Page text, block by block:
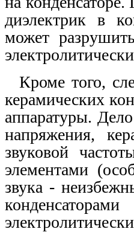
диэлектрик в
может
Кроме того,
керамических
аппаратуры.
напряжения,
звуковой
элементами
звука -